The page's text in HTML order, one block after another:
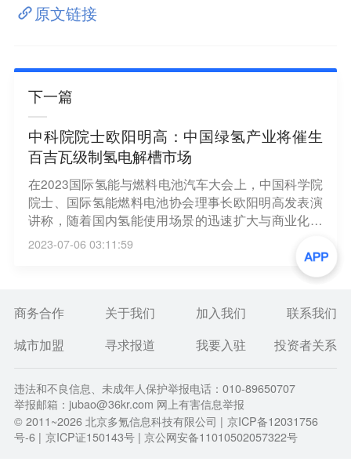
原文链接
下一篇
中科院院士欧阳明高：中国绿氢产业将催生
百吉瓦级制氢电解槽市场
在2023国际氢能与燃料电池汽车大会上，中国科学院
院士、国际氢能燃料电池协会理事长欧阳明高发表演
讲称，随着国内氢能使用场景的迅速扩大与商业化落
地进程加快，绿氢需求总量将迅速提升，从而推动电
解水制氢设备市场快速增长。目前，国内氢气仍以灰
氢为主，绿氢产业有巨大发展空间。欧阳明高指出，
制氢规模达10GW，2030年将达到100GW。（上证
2023-07-06 03:11:59
商务合作 关于我们 加入我们
联系我们
城市加盟
寻求报道 我要入驻 投资者关系
违法和不良信息、未成年人保护举报电话：010-89650707
举报邮箱：jubao@36kr.com 网上有害信息举报
© 2011~2026北京多氪信息科技有限公司 | 京ICP备12031756
号-6 | 京ICP证150143号 | 京公网安备11010502057322号